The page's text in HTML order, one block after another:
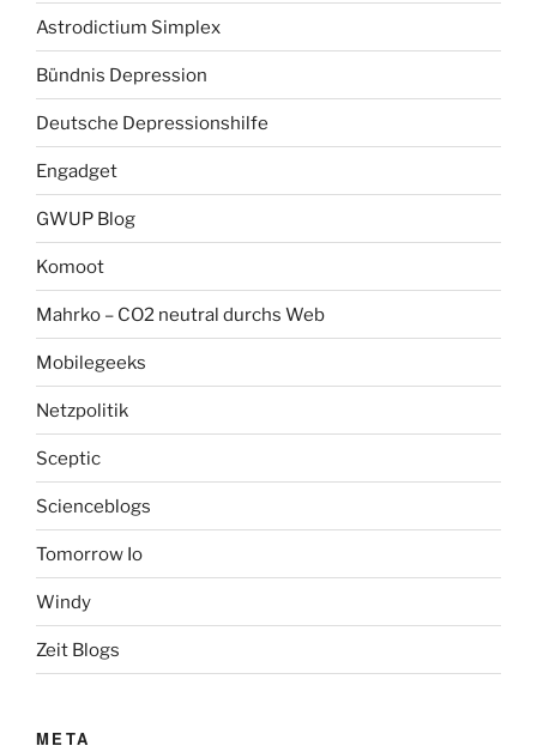
Astrodictium Simplex
Bündnis Depression
Deutsche Depressionshilfe
Engadget
GWUP Blog
Komoot
Mahrko – CO2 neutral durchs Web
Mobilegeeks
Netzpolitik
Sceptic
Scienceblogs
Tomorrow Io
Windy
Zeit Blogs
META